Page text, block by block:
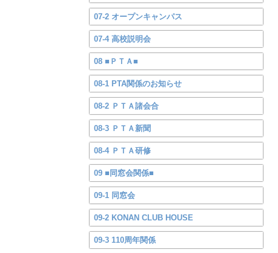
07-2 オープンキャンパス
07-4 高校説明会
08 ■ＰＴＡ■
08-1 PTA関係のお知らせ
08-2 ＰＴＡ諸会合
08-3 ＰＴＡ新聞
08-4 ＰＴＡ研修
09 ■同窓会関係■
09-1 同窓会
09-2 KONAN CLUB HOUSE
09-3 110周年関係